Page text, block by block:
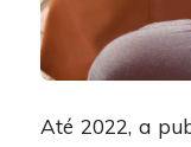
Até 2022, a